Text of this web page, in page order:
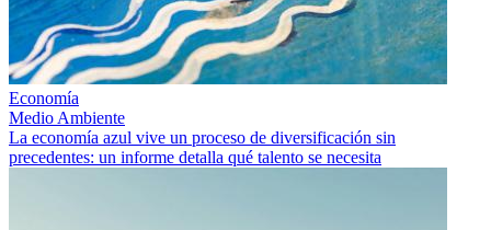
Economía
Medio Ambiente
La economía azul vive un proceso de diversificación sin
precedentes: un informe detalla qué talento se necesita